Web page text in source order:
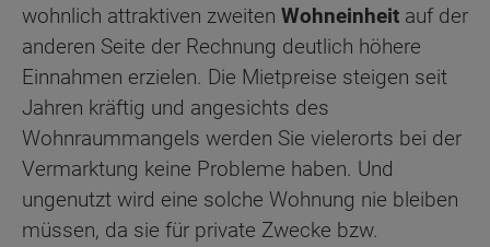
wohnlich attraktiven zweiten Wohneinheit auf der
anderen Seite der Rechnung deutlich höhere
Einnahmen erzielen. Die Mietpreise steigen seit
Jahren kräftig und angesichts des
Wohnraummangels werden Sie vielerorts bei der
Vermarktung keine Probleme haben. Und
ungenutzt wird eine solche Wohnung nie bleiben
müssen, da sie für private Zwecke bzw.